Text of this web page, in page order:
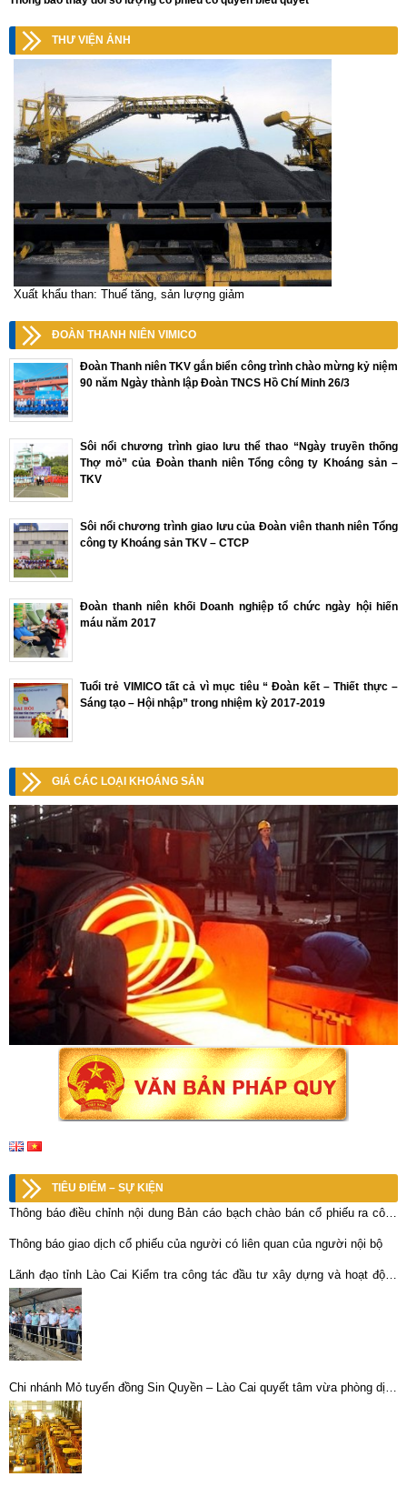
THƯ VIỆN ẢNH
Xuất khẩu than: Thuế tăng, sản lượng giảm
ĐOÀN THANH NIÊN VIMICO
Đoàn Thanh niên TKV gắn biển công trình chào mừng kỷ niệm
90 năm Ngày thành lập Đoàn TNCS Hồ Chí Minh 26/3
Sôi nổi chương trình giao lưu thể thao “Ngày truyền thống
Thợ mỏ” của Đoàn thanh niên Tổng công ty Khoáng sản –
TKV
Sôi nổi chương trình giao lưu của Đoàn viên thanh niên Tổng
công ty Khoáng sản TKV – CTCP
Đoàn thanh niên khối Doanh nghiệp tổ chức ngày hội hiến
máu năm 2017
Tuổi trẻ VIMICO tất cả vì mục tiêu “ Đoàn kết – Thiết thực –
Sáng tạo – Hội nhập” trong nhiệm kỳ 2017-2019
GIÁ CÁC LOẠI KHOÁNG SẢN
TIÊU ĐIỂM – SỰ KIỆN
Thông báo điều chỉnh nội dung Bản cáo bạch chào bán cổ phiếu ra công
loại màu Nghệ Tĩnh
Thông báo giao dịch cổ phiếu của người có liên quan của người nội bộ
Lãnh đạo tỉnh Lào Cai Kiểm tra công tác đầu tư xây dựng và hoạt động
của một số đơn vị thuộc Tổng công ty Khoáng sản – TKV tại huyện Bát
Xát, tỉnh Lào Cai
Chi nhánh Mỏ tuyển đồng Sin Quyền – Lào Cai quyết tâm vừa phòng dịch
vừa đảm bảo hoạt động sản xuất